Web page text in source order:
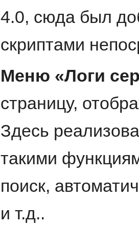
4.0, сюда был
скриптами
Меню «Логи
страницу,
Здесь
такими
поиск,
и т.д..